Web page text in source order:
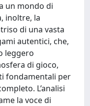
un mondo di
inoltre, la
di una vasta
autentici, che,
leggero
di gioco,
fondamentali per
L’analisi
la voce di